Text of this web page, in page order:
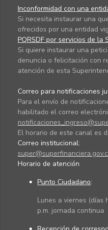
Inconformidad con una
Si necesita instaurar una
ofrecidos por una entidad
PQRSDF por servicios de la
Si quiere instaurar una
denuncia o felicitación con
atención de esta
Correo para notificaciones
Para el envío de
habilitado el correo
El horario de este canal es
Correo institucional:
Horario de atención
Punto Ciudadano:
Lunes a viernes (días
p.m. jornada continua